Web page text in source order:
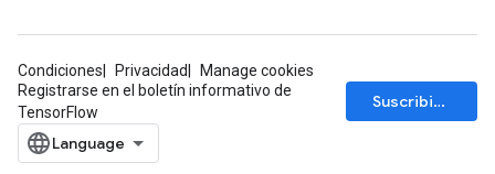
Condiciones Privacidad
Manage cookies
Registrarse en el boletín informativo de
TensorFlow
Suscribirse